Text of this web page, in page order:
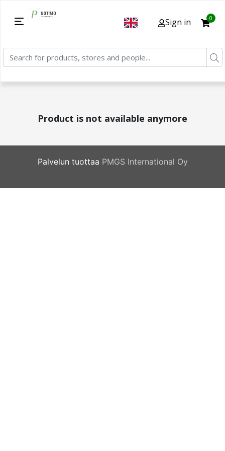
Sign in 0
Product is not available anymore
Palvelun tuottaa PMGS International Oy